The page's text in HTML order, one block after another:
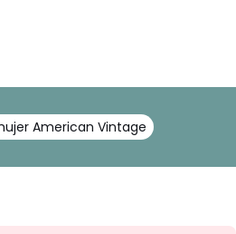
American Vintage